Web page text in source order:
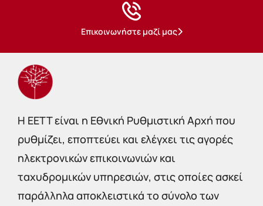
Επικοινωνήστε μαζί μας
Η EETT είναι η Εθνική Ρυθμιστική Αρχή που
ρυθμίζει, εποπτεύει και ελέγχει τις αγορές
ηλεκτρονικών επικοινωνιών και
ταχυδρομικών υπηρεσιών, στις οποίες ασκεί
παράλληλα αποκλειστικά το σύνολο των